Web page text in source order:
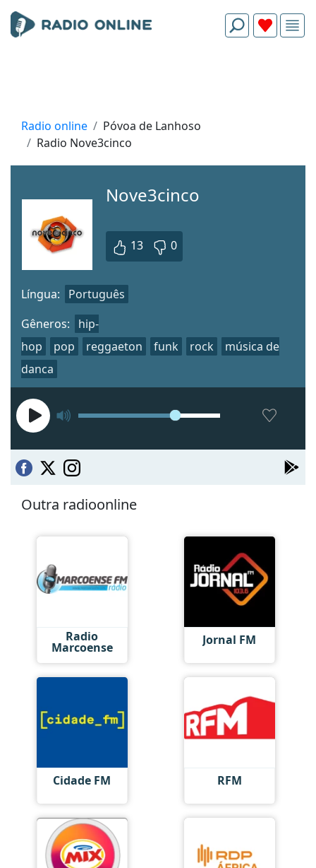
Radio online
Póvoa de Lanhoso
Radio Nove3cinco
Nove3cinco
13 0
Gêneros:
hip-
hop
pop reggaeton funk rock
música de
danca
Língua: Português
Outra radioonline
Radio
Marcoense Jornal FM
Cidade FM RFM